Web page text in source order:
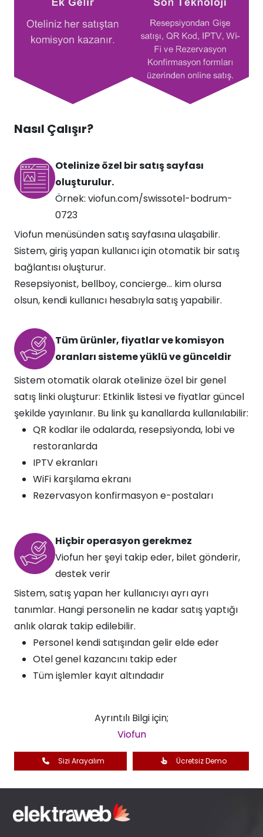
Nasıl Çalışır?
Otelinize özel bir satış sayfası
oluşturulur.
Örnek: viofun.com/swissotel-bodrum-
0723
Viofun menüsünden satış sayfasına ulaşabilir.
Sistem, giriş yapan kullanıcı için otomatik bir satış
bağlantısı oluşturur.
Resepsiyonist, bellboy, concierge… kim olursa
olsun, kendi kullanıcı hesabıyla satış yapabilir.
Tüm ürünler, fiyatlar ve komisyon
oranları sisteme yüklü ve günceldir​
Sistem otomatik olarak otelinize özel bir genel
satış linki oluşturur: Etkinlik listesi ve fiyatlar güncel
şekilde yayınlanır. Bu link şu kanallarda kullanılabilir:
QR kodlar ile odalarda, resepsiyonda, lobi ve
restoranlarda
IPTV ekranları
WiFi karşılama ekranı
Rezervasyon konfirmasyon e-postaları
Hiçbir operasyon gerekmez​​
Viofun her şeyi takip eder, bilet gönderir,
destek verir​
Sistem, satış yapan her kullanıcıyı ayrı ayrı
tanımlar. Hangi personelin ne kadar satış yaptığı
anlık olarak takip edilebilir.
Personel kendi satışından gelir elde eder
Otel genel kazancını takip eder
Tüm işlemler kayıt altındadır
Ayrıntılı Bilgi için;
Viofun
Sizi Arayalım Ücretsiz Demo